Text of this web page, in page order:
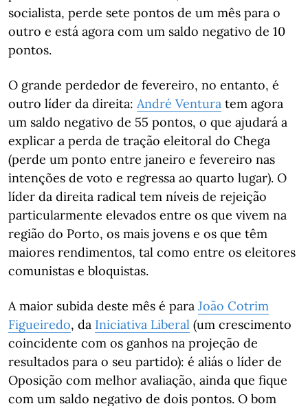
socialista, perde sete pontos de um mês para o
outro e está agora com um saldo negativo de 10
pontos.
O grande perdedor de fevereiro, no entanto, é
outro líder da direita: André Ventura tem agora
um saldo negativo de 55 pontos, o que ajudará a
explicar a perda de tração eleitoral do Chega
(perde um ponto entre janeiro e fevereiro nas
intenções de voto e regressa ao quarto lugar). O
líder da direita radical tem níveis de rejeição
particularmente elevados entre os que vivem na
região do Porto, os mais jovens e os que têm
maiores rendimentos, tal como entre os eleitores
comunistas e bloquistas.
A maior subida deste mês é para João Cotrim
Figueiredo, da Iniciativa Liberal (um crescimento
coincidente com os ganhos na projeção de
resultados para o seu partido): é aliás o líder de
Oposição com melhor avaliação, ainda que fique
com um saldo negativo de dois pontos. O bom